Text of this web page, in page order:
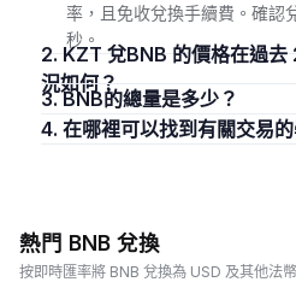
率，且免收兌換手續費。確認
秒。
2. KZT 兌BNB 的價格在過去 24 小時內的波動情
況如何？
3. BNB的總量是多少？
4. 在哪裡可以找到有關交易
熱門 BNB 兌換
按即時匯率將 BNB 兌換為 USD 及其他法